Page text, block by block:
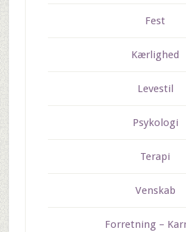
Fest
Kærlighed
Levestil
Psykologi
Terapi
Venskab
Forretning –